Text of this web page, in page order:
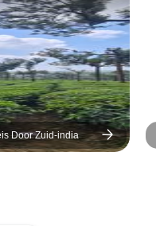
Door Zuid-india